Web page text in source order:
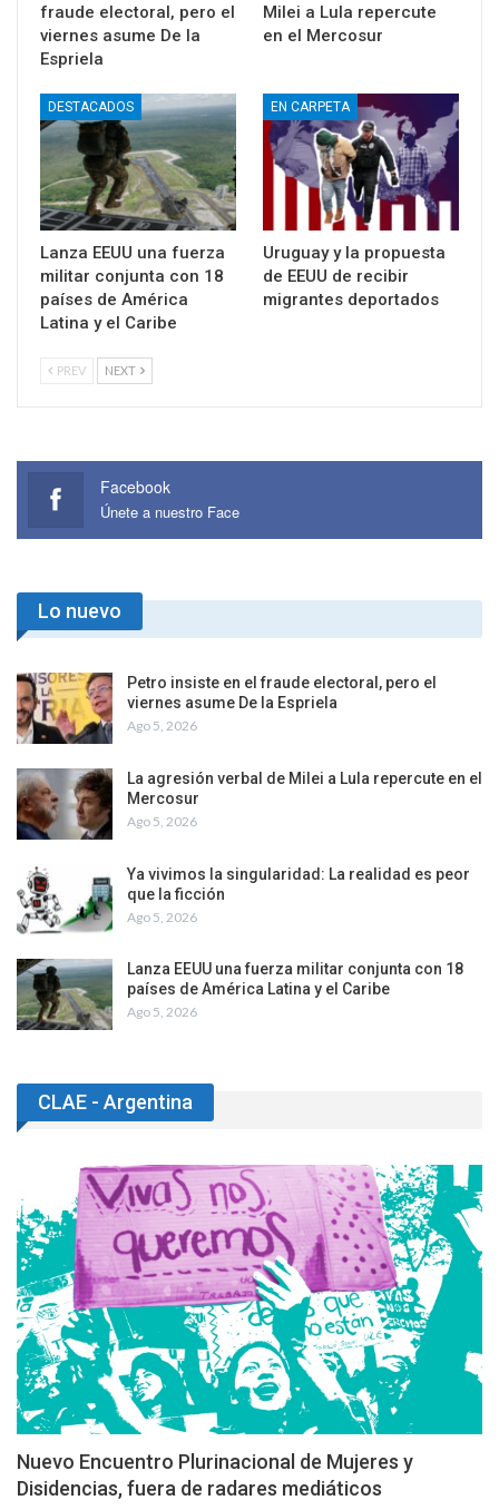
fraude electoral, pero el
viernes asume De la
Espriela
Milei a Lula repercute
en el Mercosur
DESTACADOS
Lanza EEUU una fuerza
militar conjunta con 18
países de América
Latina y el Caribe
EN CARPETA
Uruguay y la propuesta
de EEUU de recibir
migrantes deportados
PREV NEXT
Facebook
Únete a nuestro Face
Lo nuevo
Petro insiste en el fraude electoral, pero el
viernes asume De la Espriela
Ago 5, 2026
La agresión verbal de Milei a Lula repercute en el
Mercosur
Ago 5, 2026
Ya vivimos la singularidad: La realidad es peor
que la ficción
Ago 5, 2026
Lanza EEUU una fuerza militar conjunta con 18
países de América Latina y el Caribe
Ago 5, 2026
CLAE - Argentina
Nuevo Encuentro Plurinacional de Mujeres y
Disidencias, fuera de radares mediáticos